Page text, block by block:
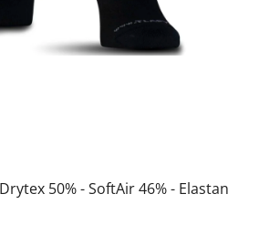
50% - SoftAir 46% - Elastan